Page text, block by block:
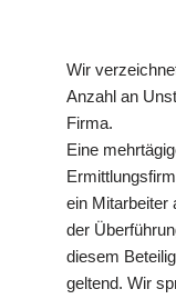
Wir
Anzahl an
Firma.
Eine
ein Mitarbeiter
der
diesem
geltend. Wir